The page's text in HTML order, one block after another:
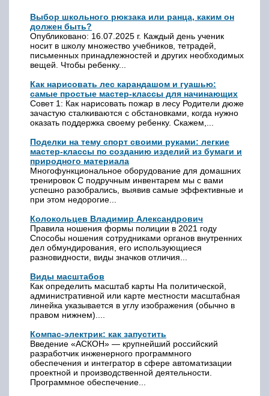
Выбор школьного рюкзака или ранца, каким он
должен быть?
Опубликовано: 16.07.2025 г. Каждый день ученик
носит в школу множество учебников, тетрадей,
письменных принадлежностей и других необходимых
вещей. Чтобы ребенку...
Как нарисовать лес карандашом и гуашью:
самые простые мастер-классы для начинающих
Совет 1: Как нарисовать пожар в лесу Родители дюже
зачастую сталкиваются с обстановками, когда нужно
оказать поддержка своему ребенку. Скажем,...
Поделки на тему спорт своими руками: легкие
мастер-классы по созданию изделий из бумаги и
природного материала
Многофункциональное оборудование для домашних
тренировок С подручным инвентарем мы с вами
успешно разобрались, выявив самые эффективные и
при этом недорогие...
Колокольцев Владимир Александрович
Правила ношения формы полиции в 2021 году
Способы ношения сотрудниками органов внутренних
дел обмундирования, его использующиеся
разновидности, виды значков отличия...
Виды масштабов
Как определить масштаб карты На политической,
административной или карте местности масштабная
линейка указывается в углу изображения (обычно в
правом нижнем)....
Компас-электрик: как запустить
Введение «АСКОН» — крупнейший российский
разработчик инженерного программного
обеспечения и интегратор в сфере автоматизации
проектной и производственной деятельности.
Программное обеспечение...